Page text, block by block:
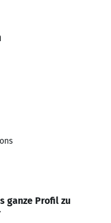
ganze Profil zu